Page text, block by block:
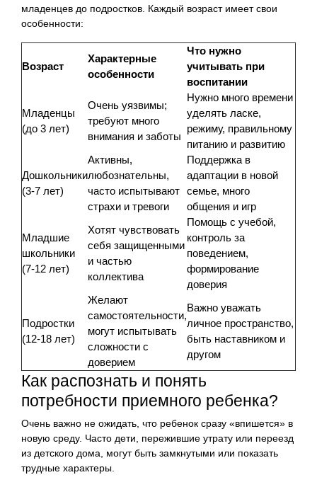
младенцев до подростков. Каждый возраст имеет свои
особенности:
Возраст
Характерные
особенности
Что нужно
учитывать при
воспитании
Младенцы
(до 3 лет)
Очень уязвимы;
требуют много
внимания и заботы
Нужно много времени
уделять ласке,
режиму, правильному
питанию и развитию
Дошкольники
(3-7 лет)
Активны,
любознательны,
часто испытывают
страхи и тревоги
Поддержка в
адаптации в новой
семье, много
общения и игр
Младшие
школьники
(7-12 лет)
Хотят чувствовать
себя защищенными
и частью
коллектива
Помощь с учебой,
контроль за
поведением,
формирование
доверия
Подростки
(12-18 лет)
Желают
самостоятельности,
могут испытывать
сложности с
доверием
Важно уважать
личное пространство,
быть наставником и
другом
Как распознать и понять
потребности приемного ребенка?
Очень важно не ожидать, что ребенок сразу «впишется» в
новую среду. Часто дети, пережившие утрату или переезд
из детского дома, могут быть замкнутыми или показать
трудные характеры.